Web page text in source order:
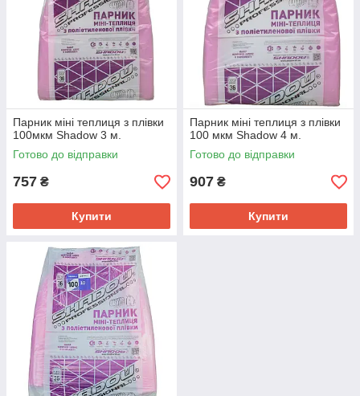
Парник міні теплиця з плівки
100мкм Shadow 3 м.
Готово до відправки
757 ₴
Купити
Парник міні теплиця з плівки
100 мкм Shadow 4 м.
Готово до відправки
907 ₴
Купити